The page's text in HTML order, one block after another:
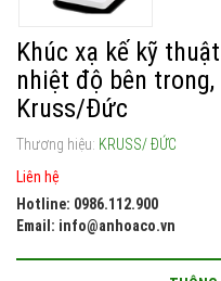
Khúc xạ kế kỹ
nhiệt độ bên trong,
Kruss/Đức
Thương hiệu: KRUSS/ ĐỨC
Liên hệ
Hotline: 0986.112.900
Email: info@anhoaco.vn